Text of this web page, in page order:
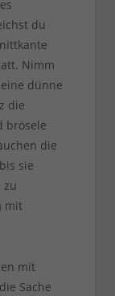
du
Nimm
dünne
die
brösele
die
sie
zu
mit
mit
Sache